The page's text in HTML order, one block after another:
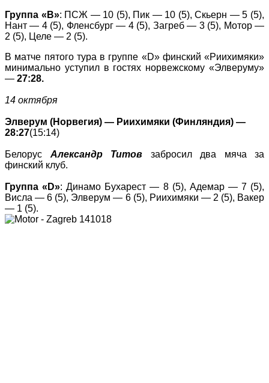
Группа «В»: ПСЖ — 10 (5), Пик — 10 (5), Скьерн — 5 (5),
Нант — 4 (5), Фленсбург — 4 (5), Загреб — 3 (5), Мотор —
2 (5), Целе — 2 (5).
В матче пятого тура в группе «D» финский «Риихимяки»
минимально уступил в гостях норвежскому «Элверуму»
— 27:28.
14 октября
Элверум (Норвегия) — Риихимяки (Финляндия) —
28:27(15:14)
Белорус Александр Титов забросил два мяча за
финский клуб.
Группа «D»: Динамо Бухарест — 8 (5), Адемар — 7 (5),
Висла — 6 (5), Элверум — 6 (5), Риихимяки — 2 (5), Вакер
— 1 (5).